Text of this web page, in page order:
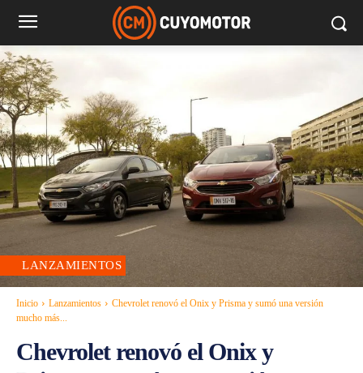
LANZAMIENTOS
Inicio Lanzamientos
Chevrolet renovó el Onix y Prisma y sumó una versión
mucho más...
Chevrolet renovó el Onix y